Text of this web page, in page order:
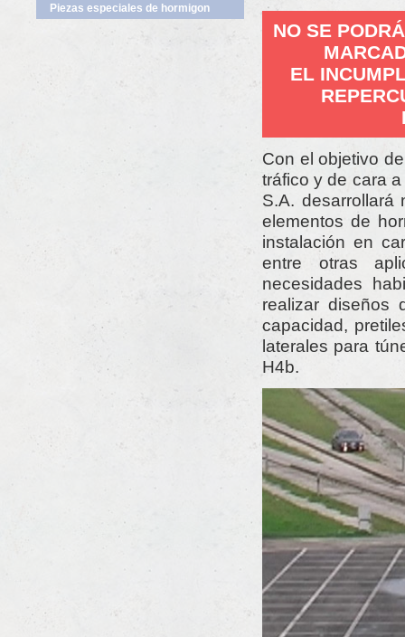
Piezas especiales de hormigon
NO SE
EL
Con el objetivo
tráfico y de cara
S.A. desarrollará
elementos de
instalación en
entre otras
necesidades
realizar diseños
capacidad,
laterales para
H4b.